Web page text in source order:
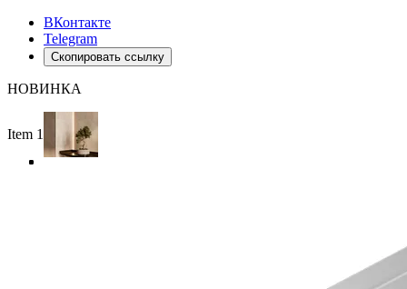
ВКонтакте
Telegram
Скопировать ссылку
НОВИНКА
Item 1 of 4